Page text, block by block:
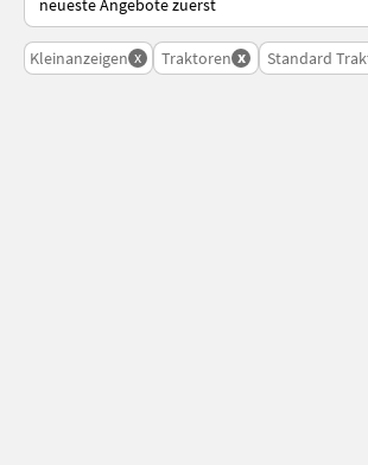
Kleinanzeigen x Traktoren x Standard